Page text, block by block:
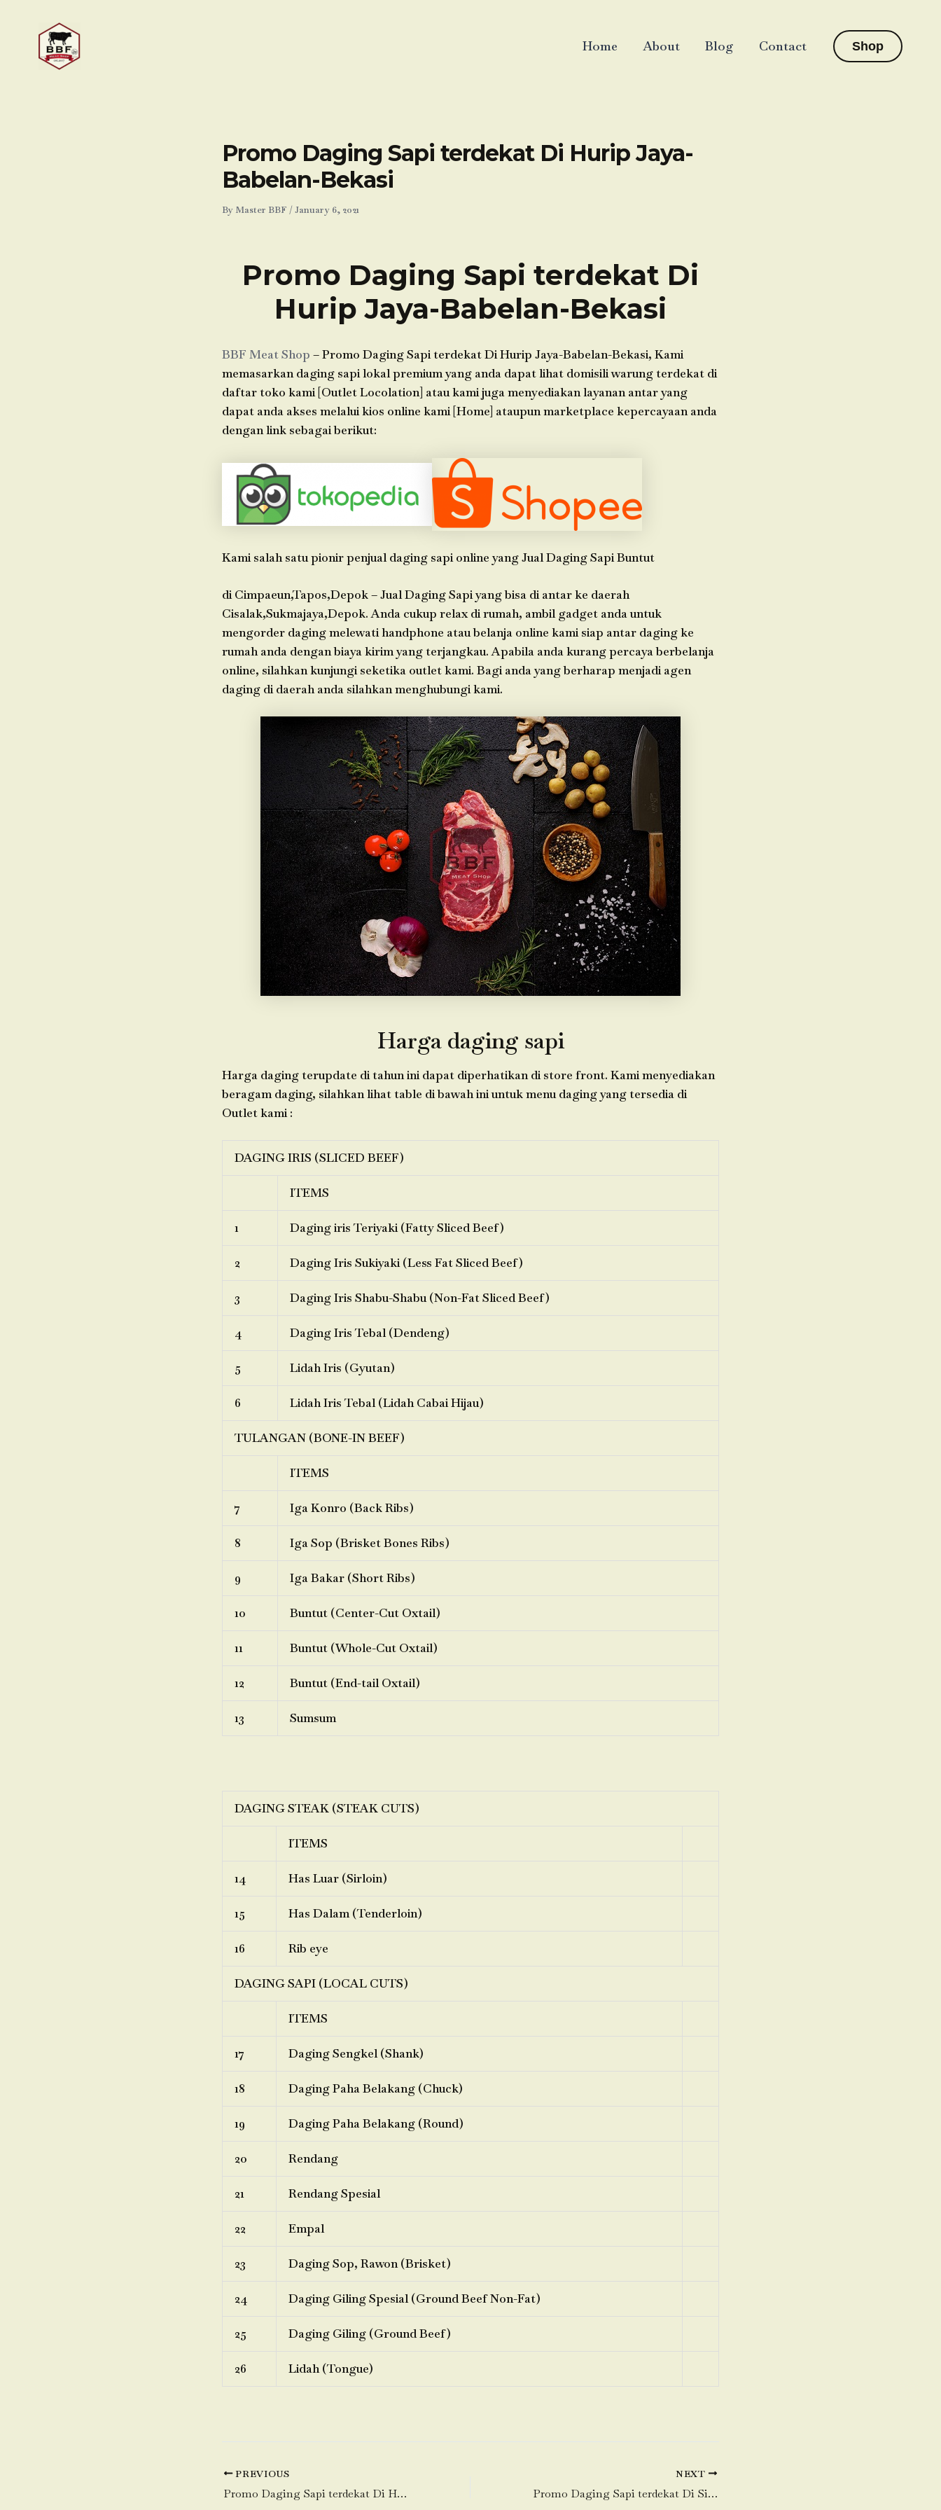
Home About Blog Contact Shop
Promo Daging Sapi terdekat Di Hurip Jaya-
Babelan-Bekasi
By Master BBF /January 6, 2021
Promo Daging Sapi terdekat Di
Hurip Jaya-Babelan-Bekasi
BBF Meat Shop – Promo Daging Sapi terdekat Di Hurip Jaya-Babelan-Bekasi, Kami
memasarkan daging sapi lokal premium yang anda dapat lihat domisili warung terdekat di
daftar toko kami [Outlet Locolation] atau kami juga menyediakan layanan antar yang
dapat anda akses melalui kios online kami [Home] ataupun marketplace kepercayaan anda
dengan link sebagai berikut:
Kami salah satu pionir penjual daging sapi online yang Jual Daging Sapi Buntut
di Cimpaeun,Tapos,Depok – Jual Daging Sapi yang bisa di antar ke daerah
Cisalak,Sukmajaya,Depok. Anda cukup relax di rumah, ambil gadget anda untuk
mengorder daging melewati handphone atau belanja online kami siap antar daging ke
rumah anda dengan biaya kirim yang terjangkau. Apabila anda kurang percaya berbelanja
online, silahkan kunjungi seketika outlet kami. Bagi anda yang berharap menjadi agen
daging di daerah anda silahkan menghubungi kami.
Harga daging sapi
Harga daging terupdate di tahun ini dapat diperhatikan di store front. Kami menyediakan
beragam daging, silahkan lihat table di bawah ini untuk menu daging yang tersedia di
Outlet kami :
DAGING IRIS (SLICED BEEF)
ITEMS
1 Daging iris Teriyaki (Fatty Sliced Beef)
2 Daging Iris Sukiyaki (Less Fat Sliced Beef)
3 Daging Iris Shabu-Shabu (Non-Fat Sliced Beef)
4 Daging Iris Tebal (Dendeng)
5 Lidah Iris (Gyutan)
6 Lidah Iris Tebal (Lidah Cabai Hijau)
TULANGAN (BONE-IN BEEF)
ITEMS
7 Iga Konro (Back Ribs)
8 Iga Sop (Brisket Bones Ribs)
9 Iga Bakar (Short Ribs)
10 Buntut (Center-Cut Oxtail)
11 Buntut (Whole-Cut Oxtail)
12 Buntut (End-tail Oxtail)
13 Sumsum
DAGING STEAK (STEAK CUTS)
ITEMS
14 Has Luar (Sirloin)
15 Has Dalam (Tenderloin)
16 Rib eye
DAGING SAPI (LOCAL CUTS)
ITEMS
17 Daging Sengkel (Shank)
18 Daging Paha Belakang (Chuck)
19 Daging Paha Belakang (Round)
20 Rendang
21 Rendang Spesial
22 Empal
23 Daging Sop, Rawon (Brisket)
24 Daging Giling Spesial (Ground Beef Non-Fat)
25 Daging Giling (Ground Beef)
26 Lidah (Tongue)
PREVIOUS
Promo Daging Sapi terdekat Di Harapanmulya (Harapan Mulya)-Medansatria (Medan Satria)-Bekasi
NEXT
Promo Daging Sapi terdekat Di Sindangsari-Cabangbungin-Bekasi